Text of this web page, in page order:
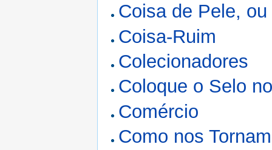
Coisa de Pele,
Coisa-Ruim
Colecionadores
Coloque o Selo
Comércio
Como nos